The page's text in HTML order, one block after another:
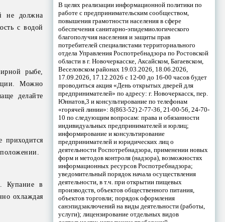
не должна
с водой
рыбе,
Можно
делайте
приходится
положении.
Купание в
охлаждая
В целях реализации информационной политики по
работе с предпринимательским сообществом,
повышения грамотности населения в сфере
обеспечения санитарно-эпидемиологического
благополучия населения и защиты прав
потребителей специалистами территориального
отдела Управления Роспотребнадзора по Ростовской
области в г. Новочеркасске, Аксайском, Багаевском,
Веселовском районах 19.03.2026, 18.06.2026,
17.09.2026, 17.12.2026 с 12-00 до 16-00 часов будет
проводиться акция «День открытых дверей для
предпринимателей» по адресу: г. Новочеркасск, пер.
Юннатов,3 и консультирование по телефонам
«горячей линии»: 8(863-52) 2-77-36, 21-00-56, 24-70-
10 по следующим вопросам: права и обязанности
индивидуальных предпринимателей и юрлиц;
информирование и консультирование
предпринимателей и юридических лиц о
деятельности Роспотребнадзора, применении новых
форм и методов контроля (надзора), возможностях
информационных ресурсов Роспотребнадзора;
уведомительный порядок начала осуществления
деятельности, в т.ч. при открытии пищевых
производств, объектов общественного питания,
объектов торговли; порядок оформления
санэпидзаключений на виды деятельности (работы,
услуги); лицензирование отдельных видов